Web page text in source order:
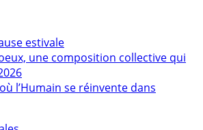
estivale
une composition collective qui
l’Humain se réinvente dans